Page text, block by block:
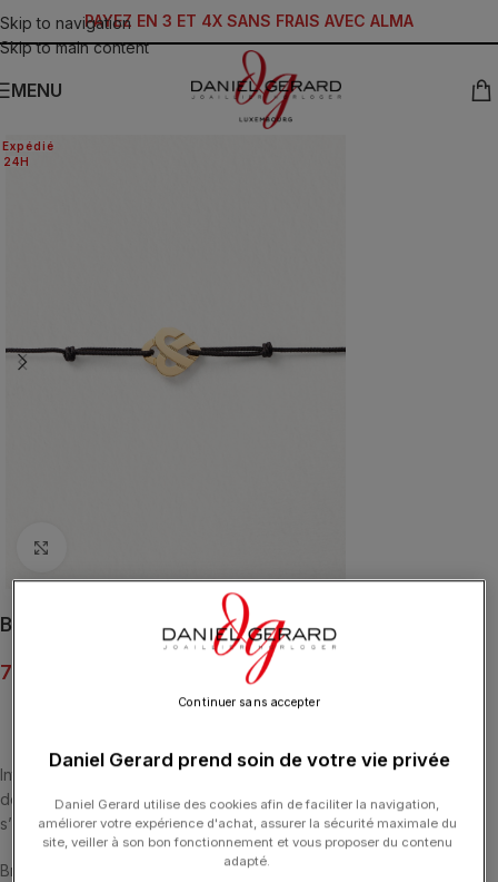
Skip to navigation
Skip to main content
PAYEZ EN 3 ET 4X SANS FRAIS AVEC ALMA
MENU
24H
Expédié
Bracelet Poiray Coeur Entrelacé sur Cordon Or Jaune
730.00
Intemporelle de la Maison Poiray, la collection Cœur Entrelacé se
dévoile sous des lignes épurées, aux courbes généreuses, et
s’habille d’or ou de diamants pour célébrer tous les amours.
Bracelet Cœur Entrelacé en or jaune sur cordon.
Daniel Gerard prend soin de votre vie privée
Daniel Gerard utilise des cookies afin de faciliter la navigation,
améliorer votre expérience d'achat, assurer la sécurité maximale du
site, veiller à son bon fonctionnement et vous proposer du contenu
adapté.
Continuer sans accepter